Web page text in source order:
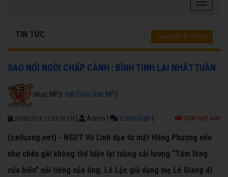
TIN TỨC Trang chủ Tin tức
SAO NỐI NGÔI CHẤP CÁNH : BÌNH TINH LẠI NHẤT TUẦN
Nhạc MP3: Hát Chầu Văn MP3
26/08/2016 12:03:36 CH Admin 0 bình luận 3306 lượt xem
(cailuong.net) - NSƯT Vũ Linh dọa từ mặt Hồng Phượng nếu
như cháu gái không thể hiện lại tuồng cải lương “Tấm lòng
của biển” nổi tiếng của ông. Lê Lộc giả dạng mẹ Lê Giang đi